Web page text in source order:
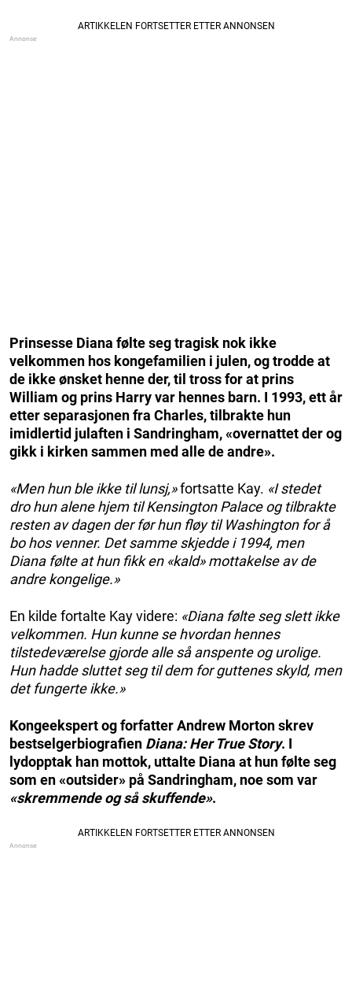
Prinsesse Diana følte seg tragisk nok ikke
velkommen hos kongefamilien i julen, og trodde at
de ikke ønsket henne der, til tross for at prins
William og prins Harry var hennes barn. I 1993, ett år
etter separasjonen fra Charles, tilbrakte hun
imidlertid julaften i Sandringham, «overnattet der og
gikk i kirken sammen med alle de andre».
«Men hun ble ikke til lunsj,»fortsatte Kay. «I stedet
dro hun alene hjem til Kensington Palace og tilbrakte
resten av dagen der før hun fløy til Washington for å
bo hos venner. Det samme skjedde i 1994, men
Diana følte at hun fikk en «kald» mottakelse av de
andre kongelige.»
En kilde fortalte Kay videre: «Diana følte seg slett ikke
velkommen. Hun kunne se hvordan hennes
tilstedeværelse gjorde alle så anspente og urolige.
Hun hadde sluttet seg til dem for guttenes skyld, men
det fungerte ikke.»
Kongeekspert og forfatter Andrew Morton skrev
bestselgerbiografien Diana: Her True Story. I
lydopptak han mottok, uttalte Diana at hun følte seg
som en «outsider» på Sandringham, noe som var
«skremmende og så skuffende».